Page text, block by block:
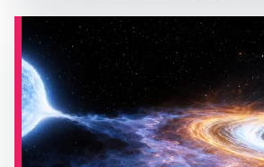
ASTRONOMIJA